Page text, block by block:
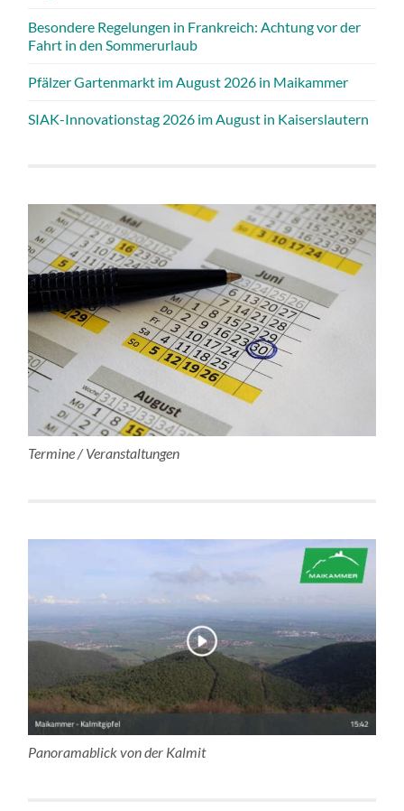
Besondere Regelungen in Frankreich: Achtung vor der
Fahrt in den Sommerurlaub
Pfälzer Gartenmarkt im August 2026 in Maikammer
SIAK-Innovationstag 2026 im August in Kaiserslautern
Termine / Veranstaltungen
Panoramablick von der Kalmit